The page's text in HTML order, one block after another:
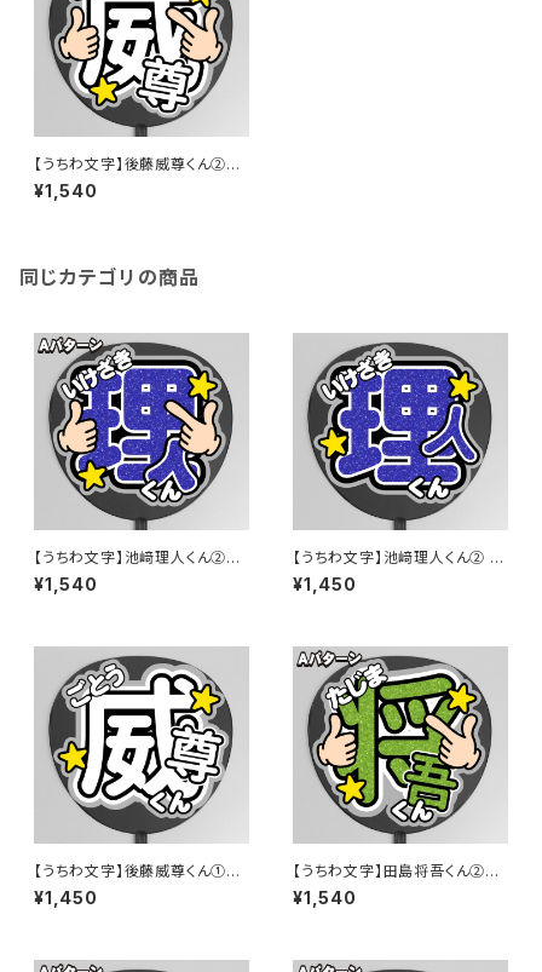
【うちわ文字】後藤威尊くん②Lo
¥1,540
同じカテゴリの商品
【うちわ文字】池﨑理人くん②Lo
g in to us ! 【INI】
¥1,540
【うちわ文字】池﨑理人くん② 【I
NI】
¥1,450
【うちわ文字】後藤威尊くん①即
納 【INI】
¥1,450
【うちわ文字】田島将吾くん②Lo
g in to us ! 【INI】
¥1,540